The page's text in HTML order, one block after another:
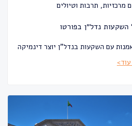
מרכזיות, תרבות וטיולים
נדל״ן בפורטו
עם השקעות בנדל"ן יוצר דינמיקה